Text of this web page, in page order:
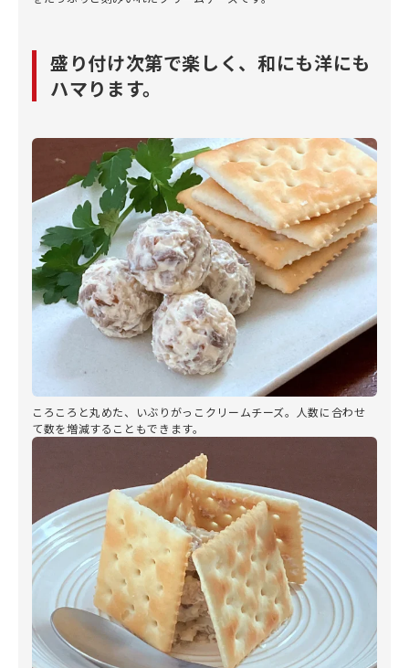
盛り付け次第で楽しく、和にも洋にも
ハマります。
ころころと丸めた、いぶりがっこクリームチーズ。人数に合わせ
て数を増減することもできます。